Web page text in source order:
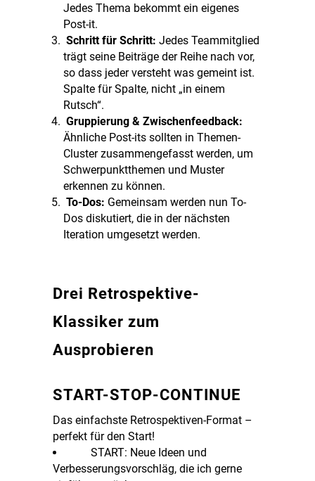
Jedes Thema bekommt ein eigenes
Post-it.
Schritt für Schritt: Jedes Teammitglied
trägt seine Beiträge der Reihe nach vor,
so dass jeder versteht was gemeint ist.
Spalte für Spalte, nicht „in einem
Rutsch“.
Gruppierung & Zwischenfeedback:
Ähnliche Post-its sollten in Themen-
Cluster zusammengefasst werden, um
Schwerpunktthemen und Muster
erkennen zu können.
To-Dos: Gemeinsam werden nun To-
Dos diskutiert, die in der nächsten
Iteration umgesetzt werden.
Drei Retrospektive-
Klassiker zum
Ausprobieren
START-STOP-CONTINUE
Das einfachste Retrospektiven-Format –
perfekt für den Start!
START: Neue Ideen und
Verbesserungsvorschläg, die ich gerne